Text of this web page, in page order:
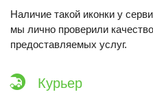
Наличие такой иконки у
мы лично проверили
предоставляемых услуг.
Курьер